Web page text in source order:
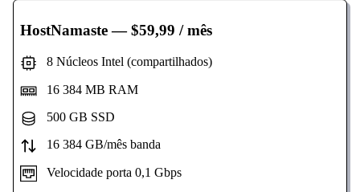
HostNamaste— $59,99 / mês
8 Núcleos Intel (compartilhados)
16 384 MB RAM
500 GB SSD
16 384 GB/mês banda
Velocidade porta 0,1 Gbps